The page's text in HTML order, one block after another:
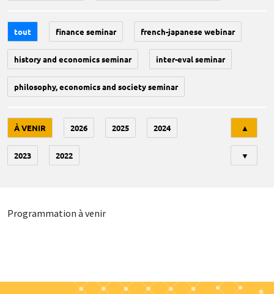
tout finance seminar french-japanese webinar
history and economics seminar inter-eval seminar
philosophy, economics and society seminar
À VENIR 2026 2025 2024
2023 2022
▲
▼
Programmation à venir